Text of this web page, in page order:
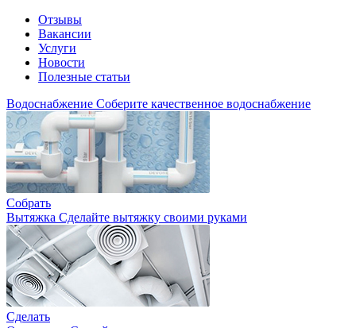
Отзывы
Вакансии
Услуги
Новости
Полезные статьи
Водоснабжение Соберите качественное водоснабжение
Собрать
Вытяжка Сделайте вытяжку своими руками
Сделать